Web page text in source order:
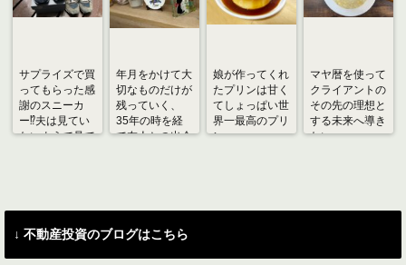
サプライズで買
ってもらった感
謝のスニーカ
ー⁉︎夫は見てい
ないようで見て
年月をかけて大
切なものだけが
残っていく、
35年の時を経
て友人との出会
娘が作ってくれ
たプリンは甘く
てしょっぱい世
界一最高のプリ
ン
マヤ暦を使って
クライアントの
その先の理想と
する未来へ導き
たい
↓ 不動産投資のブログはこちら